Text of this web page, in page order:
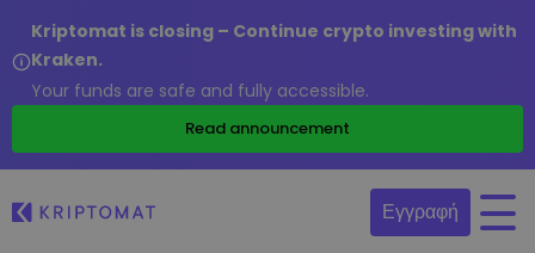
Kriptomat is closing – Continue crypto investing with
Kraken.
Your funds are safe and fully accessible.
Read announcement
Εγγραφή